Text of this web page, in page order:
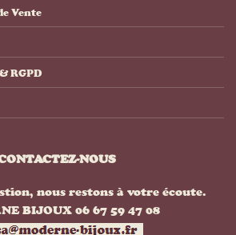
Vente
RGPD
NOUS
nous restons à votre écoute.
BIJOUX 06 67 59 47 08